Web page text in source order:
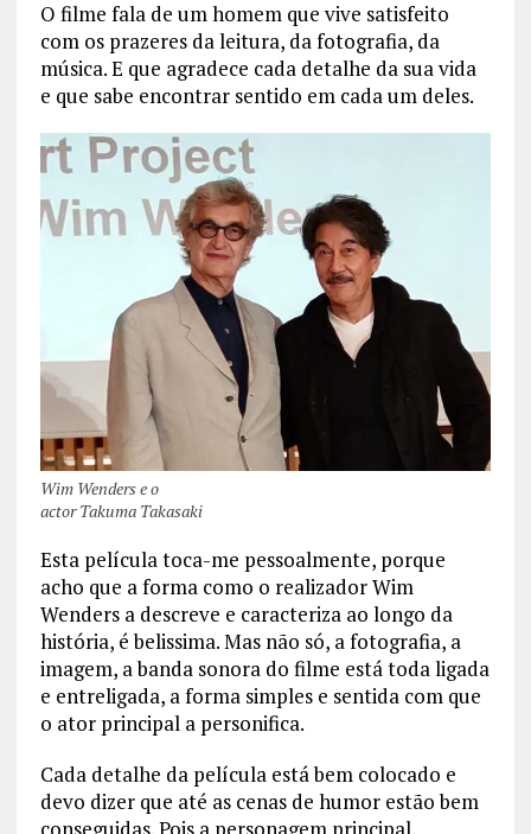
O filme fala de um homem que vive satisfeito
com os prazeres da leitura, da fotografia, da
música. E que agradece cada detalhe da sua vida
e que sabe encontrar sentido em cada um deles.
Wim Wenders e o
actor Takuma Takasaki
Esta película toca-me pessoalmente, porque
acho que a forma como o realizador Wim
Wenders a descreve e caracteriza ao longo da
história, é belissima. Mas não só, a fotografia, a
imagem, a banda sonora do filme está toda ligada
e entreligada, a forma simples e sentida com que
o ator principal a personifica.
Cada detalhe da película está bem colocado e
devo dizer que até as cenas de humor estão bem